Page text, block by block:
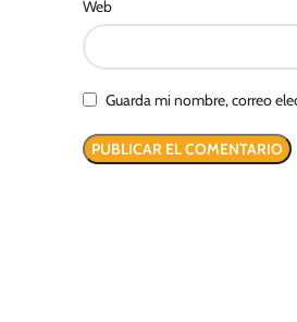
Web
Guarda mi nombre, correo